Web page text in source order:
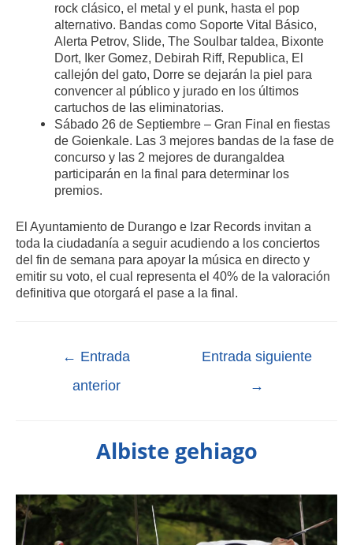
rock clásico, el metal y el punk, hasta el pop
alternativo. Bandas como Soporte Vital Básico,
Alerta Petrov, Slide, The Soulbar taldea, Bixonte
Dort, Iker Gomez, Debirah Riff, Republica, El
callejón del gato, Dorre se dejarán la piel para
convencer al público y jurado en los últimos
cartuchos de las eliminatorias.
Sábado 26 de Septiembre – Gran Final en fiestas
de Goienkale. Las 3 mejores bandas de la fase de
concurso y las 2 mejores de durangaldea
participarán en la final para determinar los
premios.
El Ayuntamiento de Durango e Izar Records invitan a
toda la ciudadanía a seguir acudiendo a los conciertos
del fin de semana para apoyar la música en directo y
emitir su voto, el cual representa el 40% de la valoración
definitiva que otorgará el pase a la final.
← Entrada
anterior
Entrada siguiente
→
Albiste gehiago